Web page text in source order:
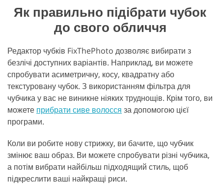
Як правильно підібрати чубок
до свого обличчя
Редактор чубків FixThePhoto дозволяє вибирати з
безлічі доступних варіантів. Наприклад, ви можете
спробувати асиметричну, косу, квадратну або
текстуровану чубок. З використанням фільтра для
чубчика у вас не виникне ніяких труднощів. Крім того, ви
можете прибрати сиве волосся за допомогою цієї
програми.
Коли ви робите нову стрижку, ви бачите, що чубчик
змінює ваш образ. Ви можете спробувати різні чубчика,
а потім вибрати найбільш підходящий стиль, щоб
підкреслити ваші найкращі риси.